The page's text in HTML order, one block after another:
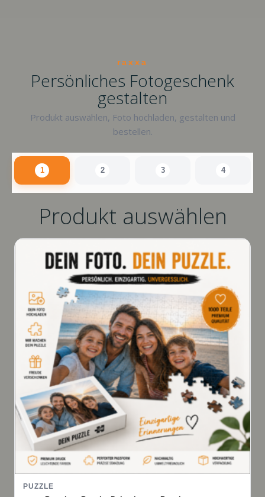
raxxa
Persönliches Fotogeschenk
gestalten
Produkt auswählen, Foto hochladen, gestalten und
bestellen.
1 2 3 4
Produkt auswählen
PUZZLE